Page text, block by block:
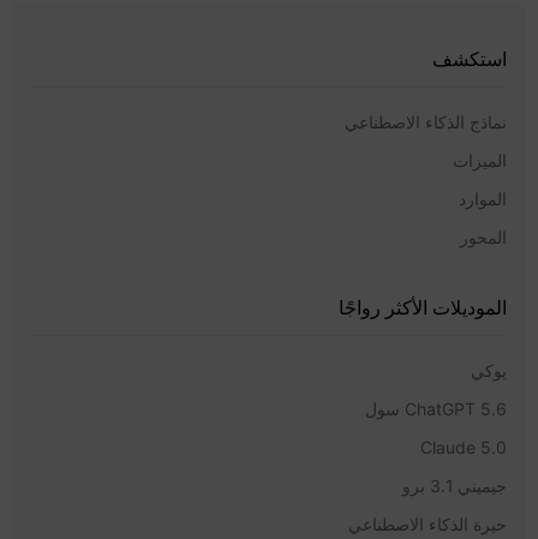
استكشف
نماذج الذكاء الاصطناعي
الميزات
الموارد
المحور
الموديلات الأكثر رواجًا
يوكي
ChatGPT 5.6 سول
Claude 5.0
جيميني 3.1 برو
حيرة الذكاء الاصطناعي